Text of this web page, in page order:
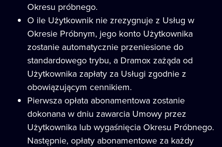
Okresu próbnego.
O ile Użytkownik nie zrezygnuje z Usług w
Okresie Próbnym, jego konto Użytkownika
zostanie automatycznie przeniesione do
standardowego trybu, a Dramox zażąda od
Użytkownika zapłaty za Usługi zgodnie z
obowiązującym cennikiem.
Pierwsza opłata abonamentowa zostanie
dokonana w dniu zawarcia Umowy przez
Użytkownika lub wygaśnięcia Okresu Próbnego.
Następnie, opłaty abonamentowe za każdy